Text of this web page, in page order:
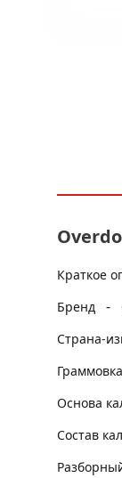
Краткое
Бренд
-
Страна-
Основа
Состав